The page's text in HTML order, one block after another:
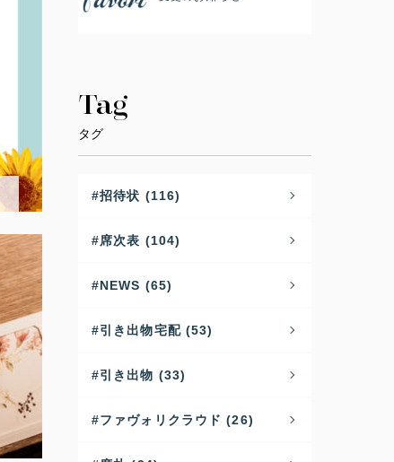
Tag
タグ
招待状 (116)
席次表 (104)
NEWS (65)
引き出物宅配 (53)
引き出物 (33)
ファヴォリクラウド (26)